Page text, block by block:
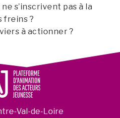
s’inscrivent pas à la
freins ?
à actionner ?
Val-de-Loire